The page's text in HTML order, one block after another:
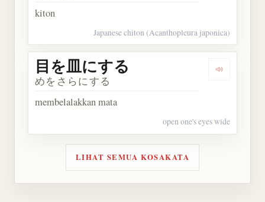
kiton
Japanese chiton (Acanthopleura japonica)
Dengarkan
目を皿にする
めをさらにする
membelalakkan mata
open one's eyes wide
LIHAT SEMUA KOSAKATA